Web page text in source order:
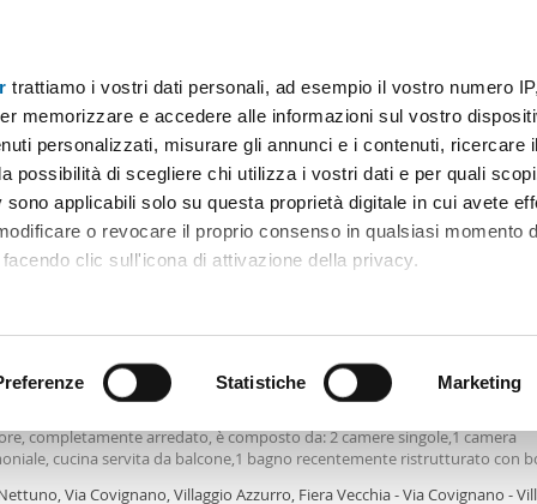
trattiamo i vostri dati personali, ad esempio il vostro numero
memorizzare e accedere alle informazioni sul vostro
personalizzati, misurare gli annunci e i contenuti, ricercare
possibilità di scegliere chi utilizza i vostri dati e per quali
applicabili solo su questa proprietà digitale in cui avete
o revocare il proprio consenso in qualsiasi momento
clic sull'icona di attivazione della privacy.
scansionandolo attivamente alla ricerca di caratteristiche
elaborati i tuoi dati personali e imposta le tue preferenze nella
il tuo consenso in qualsiasi momento dalla Dichiarazione
Statistiche Marketing
Prezzo Superficie Locali Più filtri
Ordine Mioaffitto
arredato Rimini
completamente arredato, è composto da: 2 camere singole,1 camera
cucina servita da balcone,1 bagno recentemente ristrutturato con
Via Covignano, Villaggio Azzurro, Fiera Vecchia - Via Covignano -